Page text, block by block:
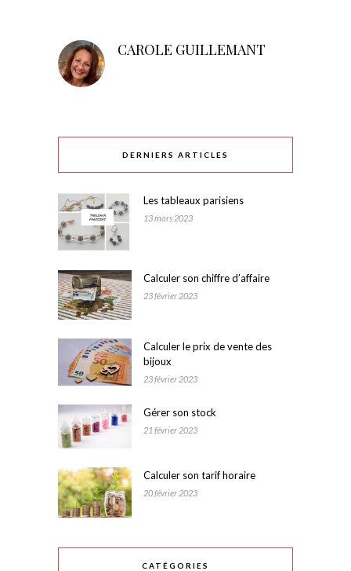
CAROLE GUILLEMANT
DERNIERS ARTICLES
Les tableaux parisiens
13 mars 2023
Calculer son chiffre d’affaire
23 février 2023
Calculer le prix de vente des
bijoux
23 février 2023
Gérer son stock
21 février 2023
Calculer son tarif horaire
20 février 2023
CATÉGORIES